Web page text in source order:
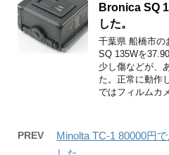
Bronica SQ
した。
千葉県 船橋市の
SQ 135Wを
少し傷などが、
た。正常に動作
ではフィルムカ
PREV
Minolta TC-1 80000円